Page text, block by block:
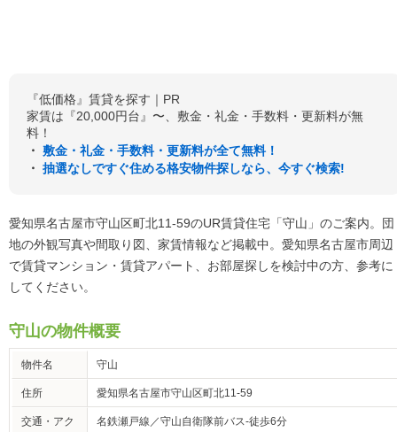
『低価格』賃貸を探す｜PR
家賃は『20,000円台』〜、敷金・礼金・手数料・更新料が無
料！
・ 敷金・礼金・手数料・更新料が全て無料！
・ 抽選なしですぐ住める格安物件探しなら、今すぐ検索!
愛知県名古屋市守山区町北11-59のUR賃貸住宅「守山」のご案内。団
地の外観写真や間取り図、家賃情報など掲載中。愛知県名古屋市周辺
で賃貸マンション・賃貸アパート、お部屋探しを検討中の方、参考に
してください。
守山の物件概要
物件名 守山
住所 愛知県名古屋市守山区町北11-59
交通・アク
名鉄瀬戸線／守山自衛隊前バス-徒歩6分